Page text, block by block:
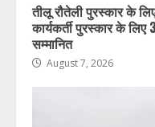
तीलू रौतेली पुरस्कार के
कार्यकर्ती पुरस्कार के लिए
सम्मानित
August 7, 2026